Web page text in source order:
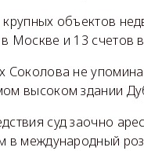
объектов
Москве и 13 счетов
Соколова не
высоком здании
суд заочно
в международный